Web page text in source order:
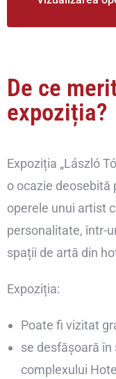
De ce
expoziția?
Expoziția „László
o ocazie deosebită
operele unui artist
personalitate, într-
spații de artă din
Expoziția:
Poate fi vizitat
se desfășoară
complexului